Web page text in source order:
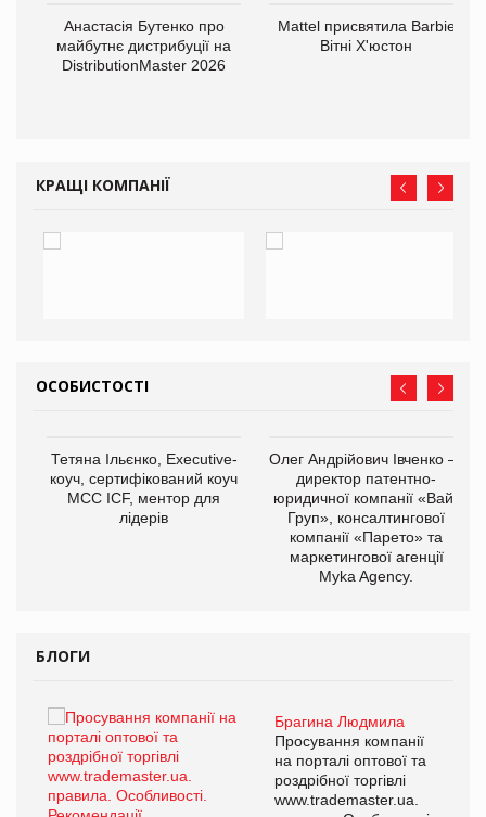
Анастасія Бутенко про
майбутнє дистрибуції на
DistributionMaster 2026
Mattel присвятила Barbie
Вітні Х'юстон
КРАЩІ КОМПАНІЇ
ОСОБИСТОСТІ
Тетяна Ільєнко, Executive-
коуч, сертифікований коуч
МСС ICF, ментор для
лідерів
Олег Андрійович Івченко —
директор патентно-
юридичної компанії «Вайз
Груп», консалтингової
компанії «Парето» та
маркетингової агенції
Myka Agency.
БЛОГИ
Брагина Людмила
Просування компанії
на порталі оптової та
роздрібної торгівлі
www.trademaster.ua.